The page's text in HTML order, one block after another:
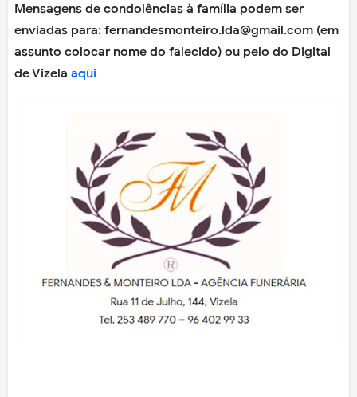
Mensagens de condolências à família podem ser
enviadas para: fernandesmonteiro.lda@gmail.com (em
assunto colocar nome do falecido) ou pelo do Digital
de Vizela aqui